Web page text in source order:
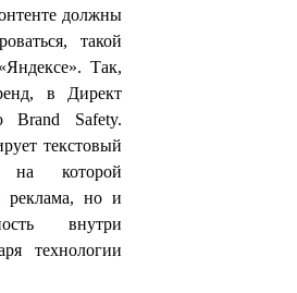
должны
такой
Так,
в Директ
Brand Safety.
текстовый
на которой
реклама, но и
внутри
технологии